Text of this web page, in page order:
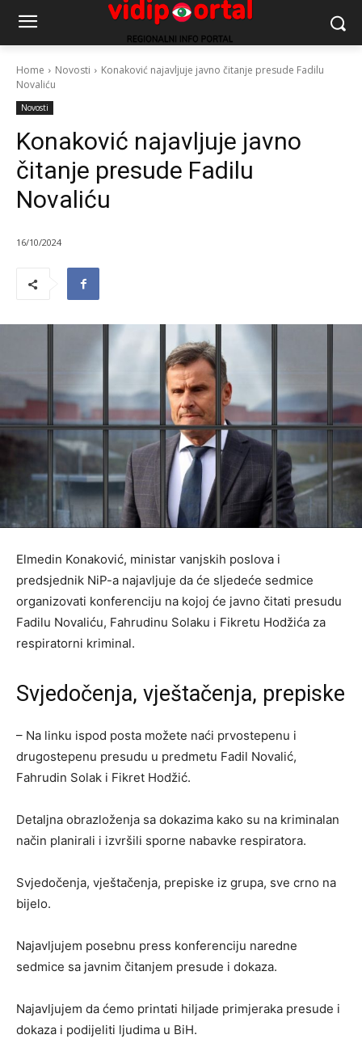
Home Novosti
Konaković najavljuje javno čitanje presude Fadilu
Novaliću
Novosti
Konaković najavljuje javno
čitanje presude Fadilu
Novaliću
16/10/2024
Elmedin Konaković, ministar vanjskih poslova i
predsjednik NiP-a najavljuje da će sljedeće sedmice
organizovati konferenciju na kojoj će javno čitati presudu
Fadilu Novaliću, Fahrudinu Solaku i Fikretu Hodžića za
respiratorni kriminal.
Svjedočenja, vještačenja, prepiske
– Na linku ispod posta možete naći prvostepenu i
drugostepenu presudu u predmetu Fadil Novalić,
Fahrudin Solak i Fikret Hodžić.
Detaljna obrazloženja sa dokazima kako su na kriminalan
način planirali i izvršili sporne nabavke respiratora.
Svjedočenja, vještačenja, prepiske iz grupa, sve crno na
bijelo.
Najavljujem posebnu press konferenciju naredne
sedmice sa javnim čitanjem presude i dokaza.
Najavljujem da ćemo printati hiljade primjeraka presude i
dokaza i podijeliti ljudima u BiH.